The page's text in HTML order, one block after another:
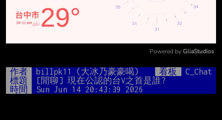
Mute
Powered by GliaStudios
作者 billpk11 (大冰乃豪豪喝) 看板
C_Chat
標題
[閒聊] 現在公認的台V之首是誰?
時間
Sun Jun 14 20:43:39 2026